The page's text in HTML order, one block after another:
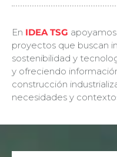
En IDEA TSG
proyectos que buscan
sostenibilidad y
y ofreciendo
construcción
necesidades y